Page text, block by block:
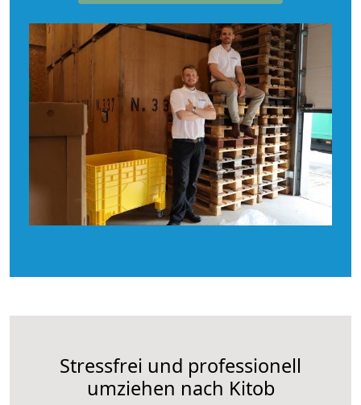
Stressfrei und professionell
umziehen nach Kitob